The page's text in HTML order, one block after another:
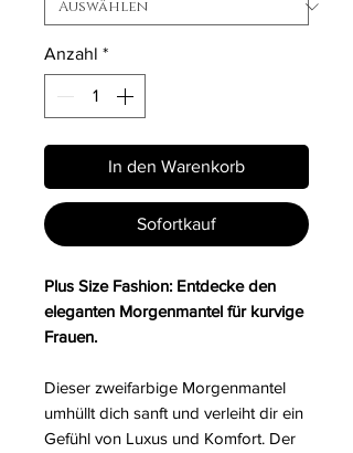
Anzahl *
In den Warenkorb
Sofortkauf
Plus Size Fashion: Entdecke den
eleganten Morgenmantel für kurvige
Frauen.
Dieser zweifarbige Morgenmantel
umhüllt dich sanft und verleiht dir ein
Gefühl von Luxus und Komfort. Der